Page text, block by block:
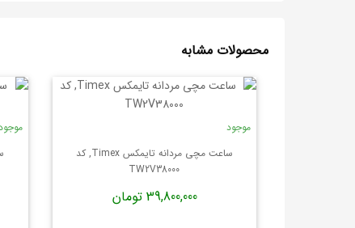
محصولات مشابه
موجود
ساعت مچی مردانه تایمکس Timex, کد
TW2V38000
39,800,000 تومان